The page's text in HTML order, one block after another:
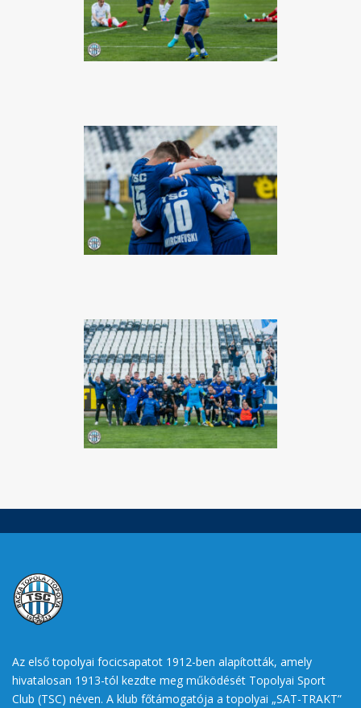
Az első topolyai focicsapatot 1912-ben alapították, amely
hivatalosan 1913-tól kezdte meg működését Topolyai Sport
Club (TSC) néven. A klub főtámogatója a topolyai „SAT-TRAKT”